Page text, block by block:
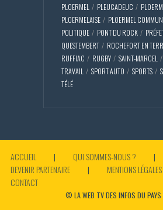
PLOERMEL
PLEUCADEUC
PLOERMELAISE
PLOERMEL
POLITIQUE
PONT DU ROCK
QUESTEMBERT
ROCHEFORT EN
RUFFIAC
RUGBY SAINT-MARCEL
TRAVAIL
SPORT AUTO SPORTS
TÉLÉ
ACCUEIL
QUI SOMMES-NOUS ?
DEVENIR PARTENAIRE
MENTIONS LÉGALES
CONTACT
© LA WEB TV DES INFOS DU PAYS